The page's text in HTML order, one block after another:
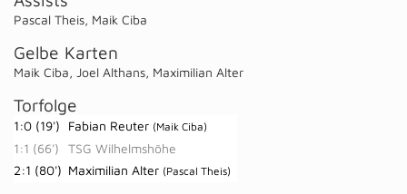
Pascal Theis, Maik Ciba
Gelbe Karten
Maik Ciba, Joel Althans, Maximilian Alter
Torfolge
1:0 (19') Fabian Reuter (Maik Ciba)
1:1 (66')
TSG Wilhelmshöhe
2:1 (80') Maximilian Alter (Pascal Theis)